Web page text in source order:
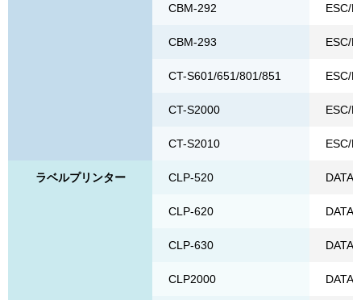
CBM-292 ESC/
CBM-293 ESC/
CT-S601/651/801/851 ESC/
CT-S2000 ESC/
CT-S2010 ESC/
ラベルプリンター CLP-520
CLP-620
CLP-630
CLP2000